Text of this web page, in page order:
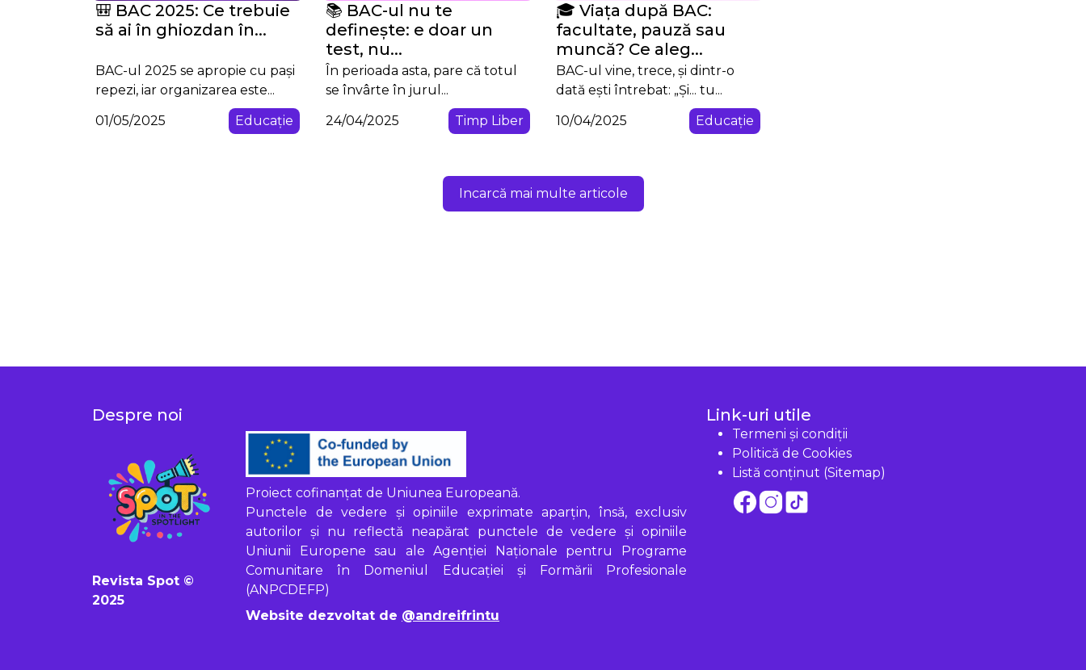
🎒 BAC 2025: Ce trebuie
să ai în ghiozdan în...
BAC-ul 2025 se apropie cu pași
repezi, iar organizarea este...
01/05/2025
Educație
📚 BAC-ul nu te
definește: e doar un
test, nu...
În perioada asta, pare că totul
se învârte în jurul...
24/04/2025
Timp Liber
🎓 Viața după BAC:
facultate, pauză sau
muncă? Ce aleg...
BAC-ul vine, trece, și dintr-o
dată ești întrebat: „Și... tu...
10/04/2025
Educație
Incarcă mai multe articole
Despre noi
Revista Spot ©
2025
Proiect cofinanțat de Uniunea Europeană.
Punctele de vedere și opiniile exprimate aparțin, însă, exclusiv
autorilor și nu reflectă neapărat punctele de vedere și opiniile
Uniunii Europene sau ale Agenției Naționale pentru Programe
Comunitare în Domeniul Educației și Formării Profesionale
(ANPCDEFP)
Website dezvoltat de @andreifrintu
Link-uri utile
Termeni și condiții
Politică de Cookies
Listă conținut (Sitemap)